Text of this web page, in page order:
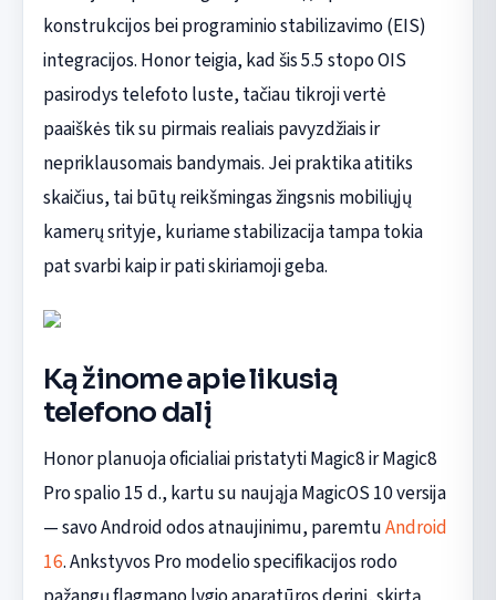
konstrukcijos bei programinio stabilizavimo (EIS)
integracijos. Honor teigia, kad šis 5.5 stopo OIS
pasirodys telefoto luste, tačiau tikroji vertė
paaiškės tik su pirmais realiais pavyzdžiais ir
nepriklausomais bandymais. Jei praktika atitiks
skaičius, tai būtų reikšmingas žingsnis mobiliųjų
kamerų srityje, kuriame stabilizacija tampa tokia
pat svarbi kaip ir pati skiriamoji geba.
Ką žinome apie likusią
telefono dalį
Honor planuoja oficialiai pristatyti Magic8 ir Magic8
Pro spalio 15 d., kartu su naująja MagicOS 10 versija
— savo Android odos atnaujinimu, paremtuAndroid
16. Ankstyvos Pro modelio specifikacijos rodo